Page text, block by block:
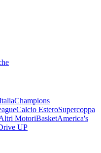
Champions
Calcio EsteroSupercoppa
MotoriBasketAmerica's
UP